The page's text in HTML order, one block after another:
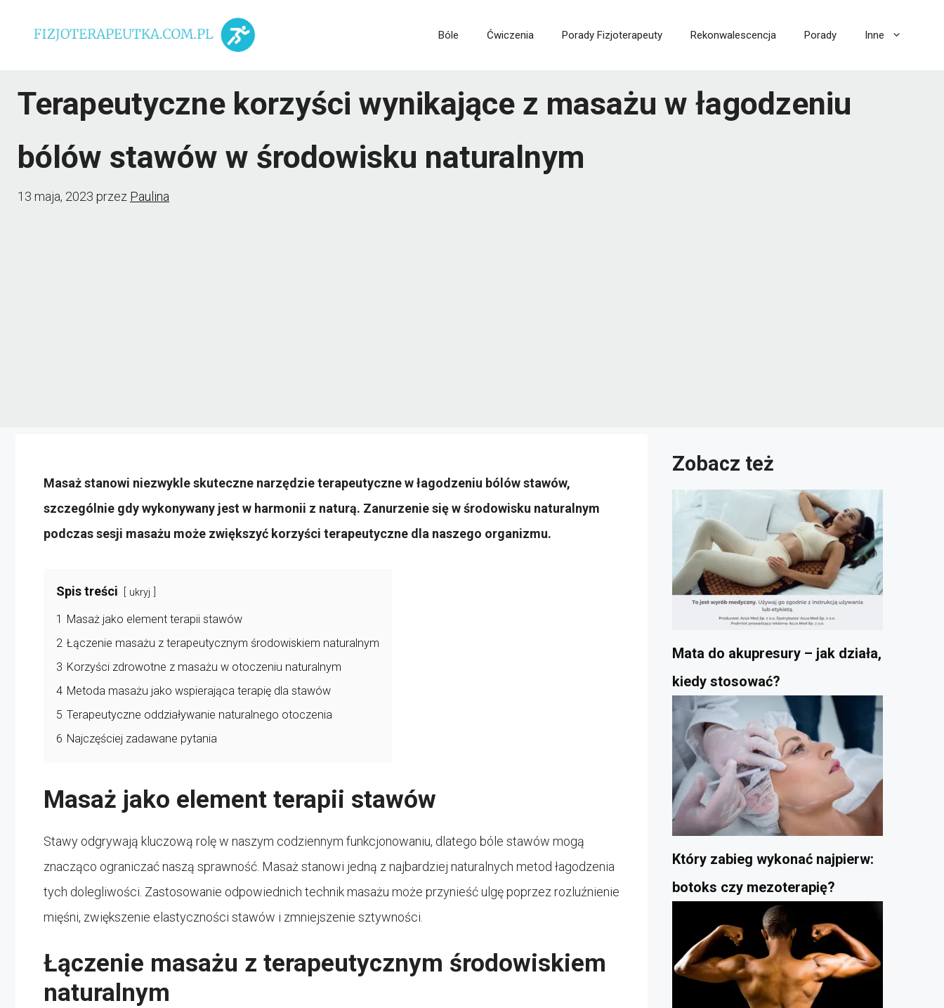
Bóle Ćwiczenia Porady Fizjoterapeuty Rekonwalescencja Porady Inne
Terapeutyczne korzyści wynikające z masażu w łagodzeniu
bólów stawów w środowisku naturalnym
13 maja, 2023 przez Paulina
Masaż stanowi niezwykle skuteczne narzędzie terapeutyczne w łagodzeniu bólów stawów,
szczególnie gdy wykonywany jest w harmonii z naturą. Zanurzenie się w środowisku naturalnym
podczas sesji masażu może zwiększyć korzyści terapeutyczne dla naszego organizmu.
Spis treści ukryj
1 Masaż jako element terapii stawów
2 Łączenie masażu z terapeutycznym środowiskiem naturalnym
3 Korzyści zdrowotne z masażu w otoczeniu naturalnym
4 Metoda masażu jako wspierająca terapię dla stawów
5 Terapeutyczne oddziaływanie naturalnego otoczenia
6 Najczęściej zadawane pytania
Masaż jako element terapii stawów
Stawy odgrywają kluczową rolę w naszym codziennym funkcjonowaniu, dlatego bóle stawów mogą
znacząco ograniczać naszą sprawność. Masaż stanowi jedną z najbardziej naturalnych metod łagodzenia
tych dolegliwości. Zastosowanie odpowiednich technik masażu może przynieść ulgę poprzez rozluźnienie
mięśni, zwiększenie elastyczności stawów i zmniejszenie sztywności.
Łączenie masażu z terapeutycznym środowiskiem
naturalnym
Zobacz też
Mata do akupresury – jak działa,
kiedy stosować?
Który zabieg wykonać najpierw:
botoks czy mezoterapię?